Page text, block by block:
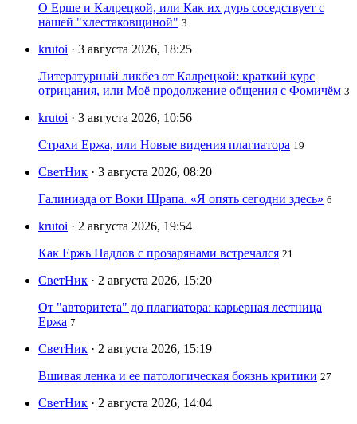
О Ерше и Калрецкой, или Как их дурь соседствует с
нашей "хлестаковщиной" 3
krutoi · 3 августа 2026, 18:25
Литературный ликбез от Калрецкой: краткий курс
отрицания, или Моё продолжение общения с Фомичём 3
krutoi · 3 августа 2026, 10:56
Страхи Ержа, или Новые видения плагиатора 19
СветНик · 3 августа 2026, 08:20
Галиниада от Воки Шрапа. «Я опять сегодни здесь» 6
krutoi · 2 августа 2026, 19:54
Как Ержь Падлов с прозарянами встречался 21
СветНик · 2 августа 2026, 15:20
От "авторитета" до плагиатора: карьерная лестница
Ержа 7
СветНик · 2 августа 2026, 15:19
Вшивая ленка и ее патологическая боязнь критики 27
СветНик · 2 августа 2026, 14:04